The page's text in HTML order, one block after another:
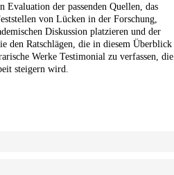
der passenden Quellen, das
von Lücken in der Forschung,
Diskussion platzieren und der
den Ratschlägen, die in diesem Überblick
Werke Testimonial zu verfassen, die
steigern wird.